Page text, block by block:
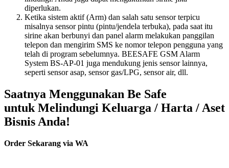
diperlukan.
Ketika sistem aktif (Arm) dan salah satu sensor terpicu
misalnya sensor pintu (pintu/jendela terbuka), pada saat itu
sirine akan berbunyi dan panel alarm melakukan panggilan
telepon dan mengirim SMS ke nomor telepon pengguna yang
telah di program sebelumnya. BEESAFE GSM Alarm
System BS-AP-01 juga mendukung jenis sensor lainnya,
seperti sensor asap, sensor gas/LPG, sensor air, dll.
Saatnya Menggunakan Be Safe
untuk Melindungi Keluarga / Harta / Aset
Bisnis Anda!
Order Sekarang via WA